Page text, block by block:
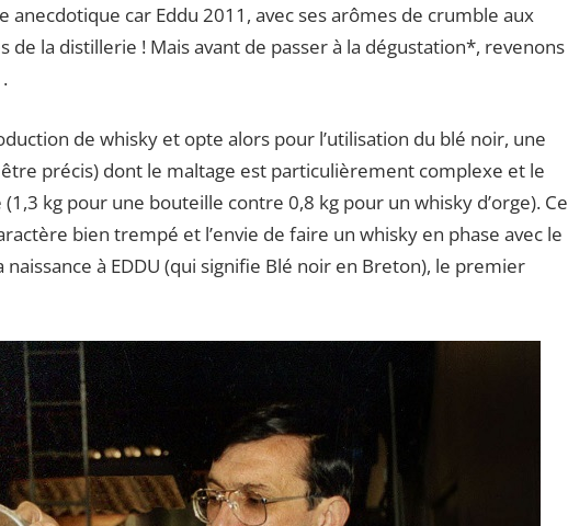
car Eddu 2011, avec ses arômes de crumble aux
la distillerie ! Mais avant de passer à la dégustation*, revenons
de whisky et opte alors pour l’utilisation du blé noir, une
précis) dont le maltage est particulièrement complexe et le
kg pour une bouteille contre 0,8 kg pour un whisky d’orge). Ce
bien trempé et l’envie de faire un whisky en phase avec le
à EDDU (qui signifie Blé noir en Breton), le premier